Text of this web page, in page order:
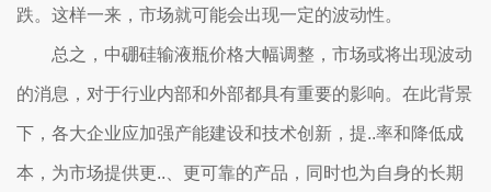
跌。这样一来，市场就可能会出现一定的波动性。
总之，中硼硅输液瓶价格大幅调整，市场或将出现波动
的消息，对于行业内部和外部都具有重要的影响。在此背景
下，各大企业应加强产能建设和技术创新，提..率和降低成
本，为市场提供更..、更可靠的产品，同时也为自身的长期